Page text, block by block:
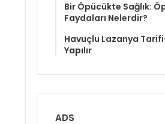
Bir Öpücükte Sağlık:
Faydaları Nelerdir?
Havuçlu Lazanya
Yapılır
ADS